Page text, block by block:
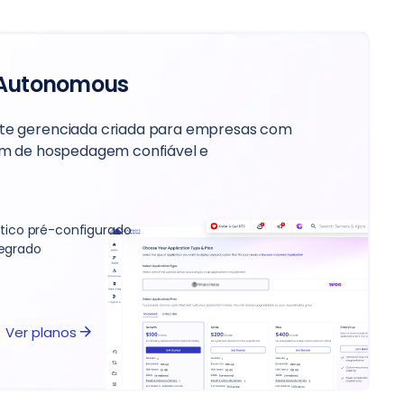
gerenciada criada para empresas com
de hospedagem confiável e
pré-configurado
Ver planos